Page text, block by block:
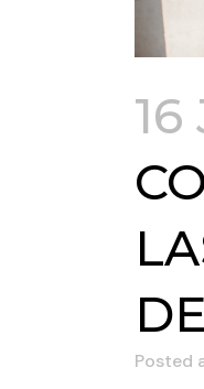
16
Posted